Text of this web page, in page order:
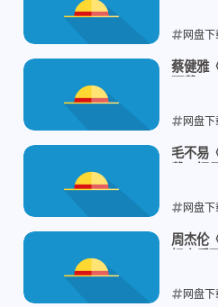
网盘下
蔡健雅
网盘下
雅 若
毛不易
网盘下
专辑下载
周杰伦
网盘下